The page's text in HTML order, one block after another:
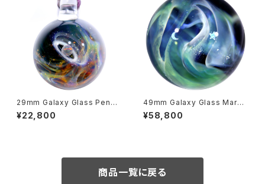
29mm Galaxy Glass Penda
nt 宇宙ガラスペンダント (”リン
グ” シリーズ） no.P145
¥22,800
49mm Galaxy Glass Marbl
e 宇宙ガラスマーブル - オブジ
ェ no.M260
¥58,800
商品一覧に戻る